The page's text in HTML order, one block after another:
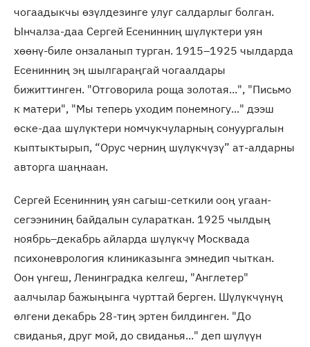
чогаадыкчы өзүлдезинге улуг салдарлыг болган.
Ынчалза-даа Сергей Есенинниң шүлүктери уян
хөөнү-биле онзаланып турган. 1915–1925 чылдарда
Есенинниң эң шылгараңгай чогаалдары
бижиттинген. "Отговорила роща золотая...", "Письмо
к матери", "Мы теперь уходим понемногу..." дээш
өске-даа шүлүктери номчукчуларның сонуургалын
кыптыктырып, “Орус черниң шүлүкчүзү” ат-алдарны
авторга шаңнаан.
Сергей Есенинниң уян сагыш-сеткили ооң угаан-
сегээниниң байдалын сулараткан. 1925 чылдың
ноябрь–декабрь айларда шүлүкчү Москвада
психоневрология клиниказынга эмнедип чыткан.
Оон үнгеш, Ленинградка келгеш, "Англетер"
аалчылар бажыңынга чурттай берген. Шүлүкчүнүң
өлгени декабрь 28-тиң эртен билдинген. "До
свиданья, друг мой, до свиданья..." деп шүлүүн